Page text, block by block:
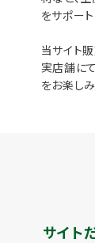
をサポート
当サイト
実店舗に
をお楽し
サイト